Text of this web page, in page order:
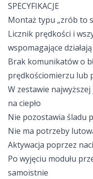
SPECYFIKACJE
Montaż typu „zrób to
Licznik prędkości i
wspomagające
Brak komunikatów o
prędkościomierzu lub
W zestawie
na ciepło
Nie pozostawia śladu
Nie ma potrzeby
Aktywacja poprzez
Po wyjęciu modułu
samoistnie